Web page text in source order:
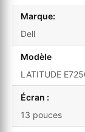
Marque:
Dell
Modèle
LATITUDE
Écran :
13 pouces